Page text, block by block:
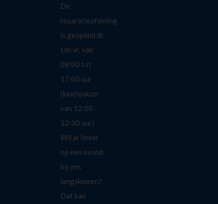
De
reparatieafdeling
is geopend di.
t/m vr. van
08:00 tot
17:00 uur
(lunchpauze
van 12:00-
12:30 uur)
Wil je liever
op een avond
bij ons
langskomen?
Dat kan